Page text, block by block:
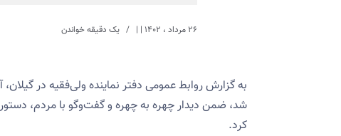
۲۶ مرداد ، ۱۴۰۲ | | یک دقیقه خواندن
به گزارش روابط عمومی دفتر نماینده ولی‌فقیه در
شد، ضمن دیدار چهره به چهره و گفت‌وگو با مردم،
کرد.